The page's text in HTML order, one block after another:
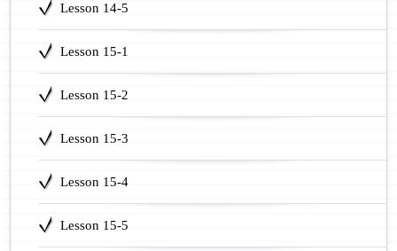
Lesson 14-5
Lesson 15-1
Lesson 15-2
Lesson 15-3
Lesson 15-4
Lesson 15-5